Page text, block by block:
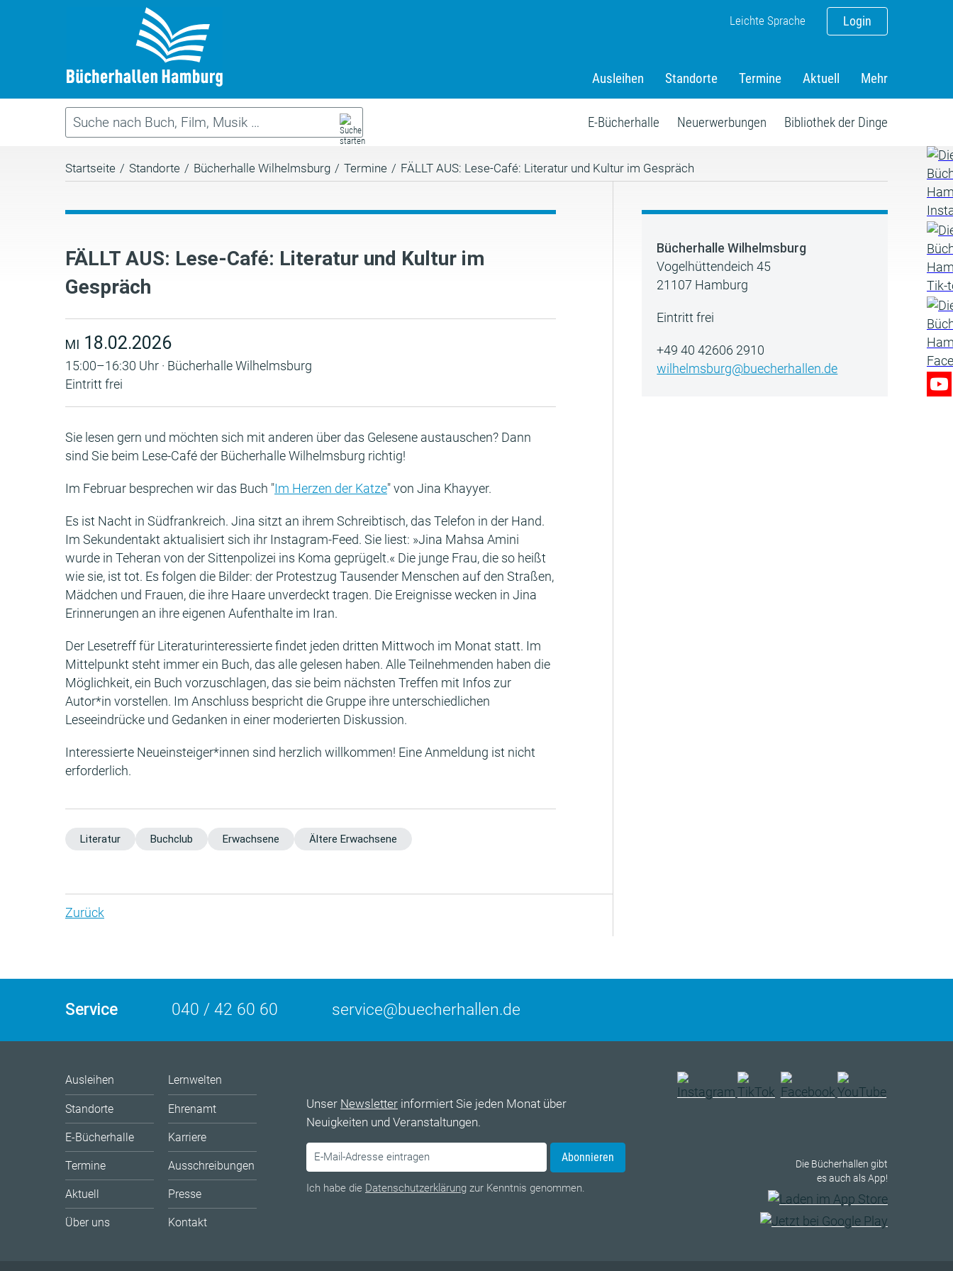
Login
Leichte Sprache
Ausleihen Standorte Termine Aktuell Mehr
E-Bücherhalle Neuerwerbungen Bibliothek der Dinge
Startseite / Standorte / Bücherhalle Wilhelmsburg / Termine / FÄLLT AUS: Lese-Café: Literatur und Kultur im Gespräch
FÄLLT AUS: Lese-Café: Literatur und Kultur im
Gespräch
MI 18.02.2026
15:00–16:30 Uhr · Bücherhalle Wilhelmsburg
Eintritt frei
Sie lesen gern und möchten sich mit anderen über das Gelesene austauschen? Dann
sind Sie beim Lese-Café der Bücherhalle Wilhelmsburg richtig!
Im Februar besprechen wir das Buch "Im Herzen der Katze" von Jina Khayyer.
Es ist Nacht in Südfrankreich. Jina sitzt an ihrem Schreibtisch, das Telefon in der Hand.
Im Sekundentakt aktualisiert sich ihr Instagram-Feed. Sie liest: »Jina Mahsa Amini
wurde in Teheran von der Sittenpolizei ins Koma geprügelt.« Die junge Frau, die so heißt
wie sie, ist tot. Es folgen die Bilder: der Protestzug Tausender Menschen auf den Straßen,
Mädchen und Frauen, die ihre Haare unverdeckt tragen. Die Ereignisse wecken in Jina
Erinnerungen an ihre eigenen Aufenthalte im Iran.
Der Lesetreff für Literaturinteressierte findet jeden dritten Mittwoch im Monat statt. Im
Mittelpunkt steht immer ein Buch, das alle gelesen haben. Alle Teilnehmenden haben die
Möglichkeit, ein Buch vorzuschlagen, das sie beim nächsten Treffen mit Infos zur
Autor*in vorstellen. Im Anschluss bespricht die Gruppe ihre unterschiedlichen
Leseeindrücke und Gedanken in einer moderierten Diskussion.
Interessierte Neueinsteiger*innen sind herzlich willkommen! Eine Anmeldung ist nicht
erforderlich.
Literatur Buchclub Erwachsene Ältere Erwachsene
Zurück
Bücherhalle Wilhelmsburg
Vogelhüttendeich 45
21107 Hamburg
Eintritt frei
+49 40 42606 2910
wilhelmsburg@buecherhallen.de
Service 040 / 42 60 60 service@buecherhallen.de
Ausleihen
Standorte
E-Bücherhalle
Termine
Aktuell
Über uns
Lernwelten
Ehrenamt
Karriere
Ausschreibungen
Presse
Kontakt
Unser Newsletter informiert Sie jeden Monat über
Neuigkeiten und Veranstaltungen.
Abonnieren
Ich habe die Datenschutzerklärung zur Kenntnis genommen.
Die Bücherhallen gibt
es auch als App!